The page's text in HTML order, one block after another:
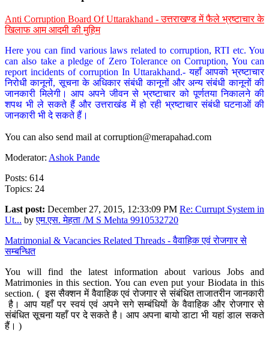
Anti Corruption Board Of Uttarakhand - उत्तराखण्ड में फैले भ्रष्टाचार के
खिलाफ आम आदमी की मुहिम
Here you can find various laws related to corruption, RTI etc. You
can also take a pledge of Zero Tolerance on Corruption, You can
report incidents of corruption In Uttarakhand.- यहाँ आपको भ्रष्टाचार
निरोधी कानूनों, सूचना के अधिकार संबंधी कानूनों और अन्य संबंधी कानूनों की
जानकारी मिलेगी। आप अपने जीवन से भ्रष्टाचार को पूर्णतया निकालने की
शपथ भी ले सकते हैं और उत्तराखंड में हो रही भ्रष्टाचार संबंधी घटनाओं की
जानकारी भी दे सकते हैं।
You can also send mail at corruption@merapahad.com
Moderator: Ashok Pande
Posts: 614
Topics: 24
Last post: December 27, 2015, 12:33:09 PM Re: Currupt System in
Ut... byएम.एस. मेहता /M S Mehta 9910532720
Matrimonial & Vacancies Related Threads - वैवाहिक एवं रोजगार से
सम्बन्धित
You will find the latest information about various Jobs and
Matrimonies in this section. You can even put your Biodata in this
section. ( इस सैक्शन में वैवाहिक एवं रोजगार से संबंधित ताजातरीन जानकारी
है। आप यहाँ पर स्वयं एवं अपने सगे सम्बंधियों के वैवाहिक और रोजगार से
संबंधित सूचना यहाँ पर दे सकते है। आप अपना बायो डाटा भी यहां डाल सकते
हैं। )